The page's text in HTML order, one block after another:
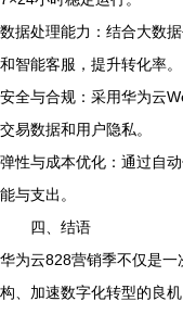
数据处理能力：结合大数
和智能客服，提升转化率。
安全与合规：采用华为云
交易数据和用户隐私。
弹性与成本优化：通过自
能与支出。
四、结语
华为云828营销季不仅是
构、加速数字化转型的良